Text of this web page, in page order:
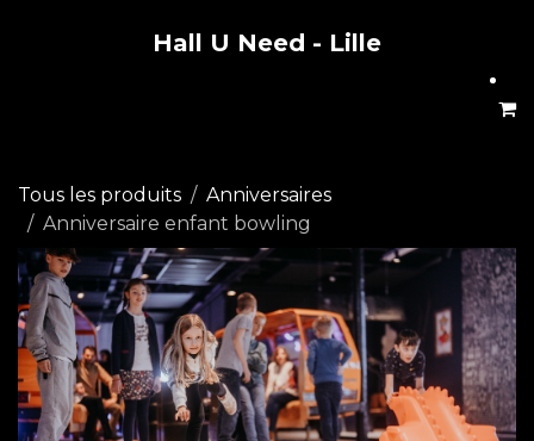
Hall U Need - Lille
Tous les produits
Anniversaires
Anniversaire enfant bowling